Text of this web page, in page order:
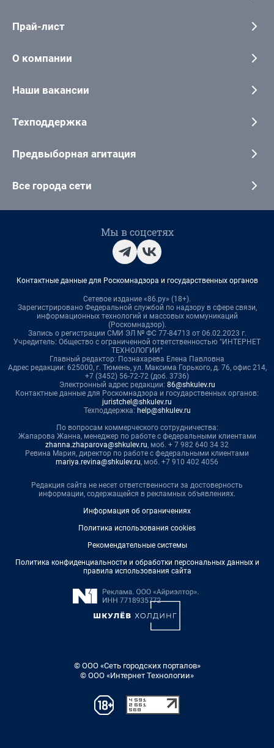
Прай-лист
О компании
Наши вакансии
Техподдержка
Предвыборная агитация
Все города сети
Мы в соцсетях
Контактные данные для Роскомнадзора и государственных органов
Сетевое издание «86.ру» (18+).
Зарегистрировано Федеральной службой по надзору в сфере связи,
информационных технологий и массовых коммуникаций
(Роскомнадзор).
Запись о регистрации СМИ ЭЛ № ФС 77-84713 от 06.02.2023 г.
Учредитель: Общество с ограниченной ответственностью "ИНТЕРНЕТ
ТЕХНОЛОГИИ"
Главный редактор: Познахарева Елена Павловна
Адрес редакции: 625000, г. Тюмень, ул. Максима Горького, д. 76, офис 214,
+7 (3452) 56-72-72 (доб. 3736)
Электронный адрес редакции: 86@shkulev.ru
Контактные данные для Роскомнадзора и государственных органов:
juristchel@shkulev.ru
Техподдержка: help@shkulev.ru
По вопросам коммерческого сотрудничества:
Жапарова Жанна, менеджер по работе с федеральными клиентами
zhanna.zhaparova@shkulev.ru, моб. + 7 982 640 34 32
Ревина Мария, директор по работе с федеральными клиентами
mariya.revina@shkulev.ru, моб. +7 910 402 4056
Редакция сайта не несет ответственности за достоверность
информации, содержащейся в рекламных объявлениях.
Информация об ограничениях
Политика использования cookies
Рекомендательные системы
Политика конфиденциальности и обработки персональных данных и
правила использования сайта
© ООО «Сеть городских порталов»
© ООО «Интернет Технологии»